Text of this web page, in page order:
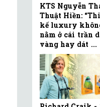
KTS Nguyễn
Thuật Hiền:
kế luxury
nằm ở cái trần
vàng hay dát ...